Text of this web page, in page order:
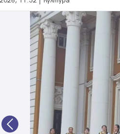
Previous